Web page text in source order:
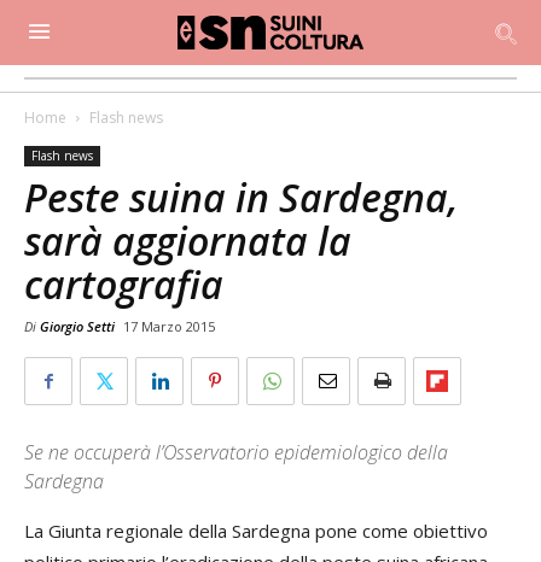
Home Flash news
Flash news
Peste suina in Sardegna,
sarà aggiornata la
cartografia
Di Giorgio Setti 17 Marzo 2015
Se ne occuperà l’Osservatorio epidemiologico della
Sardegna
La Giunta regionale della Sardegna pone come obiettivo